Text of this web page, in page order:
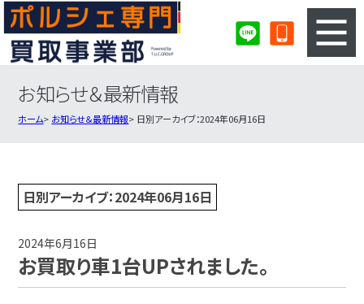
3ステップのカンタン査定
ポルシェ買取実績 会社概要・店舗紹介・MAP
お知らせ＆最新情報
ホーム お知らせ＆最新情報 日別アーカイブ：2024年06月16日
日別アーカイブ：2024年06月16日
2024年6月16日
お買取り車1台UPされました。